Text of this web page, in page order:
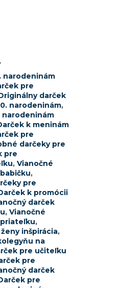
narodeninám
pre
darček
narodeninám,
narodeninám
k meninám
pre
darčeky pre
pre
, Vianočné
,
pre
k promócii
darček
, Vianočné
,
inšpirácia,
na
pre učiteľku
pre
darček
pre